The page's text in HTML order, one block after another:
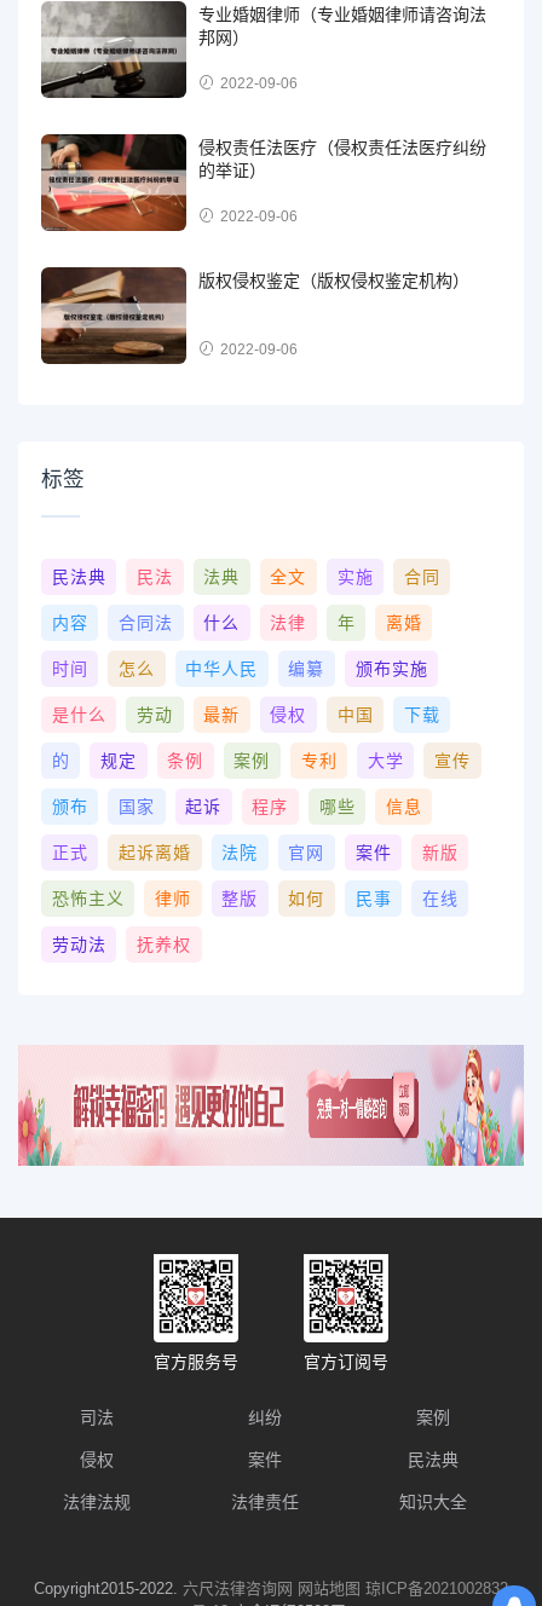
专业婚姻律师（专业婚姻律师请咨询法
邦网）
2022-09-06
侵权责任法医疗（侵权责任法医疗纠纷
的举证）
2022-09-06
版权侵权鉴定（版权侵权鉴定机构）
2022-09-06
标签
民法典 民法 法典 全文 实施 合同
内容 合同法 什么 法律 年 离婚
时间 怎么 中华人民 编纂 颁布实施
是什么 劳动 最新 侵权 中国 下载
的 规定 条例 案例 专利 大学 宣传
颁布 国家 起诉 程序 哪些 信息
正式 起诉离婚 法院 官网 案件 新版
恐怖主义 律师 整版 如何 民事 在线
劳动法 抚养权
官方服务号 官方订阅号
司法 纠纷 案例
侵权 案件 民法典
法律法规 法律责任 知识大全
Copyright2015-2022. 六尺法律咨询网 网站地图 琼ICP备2021002832